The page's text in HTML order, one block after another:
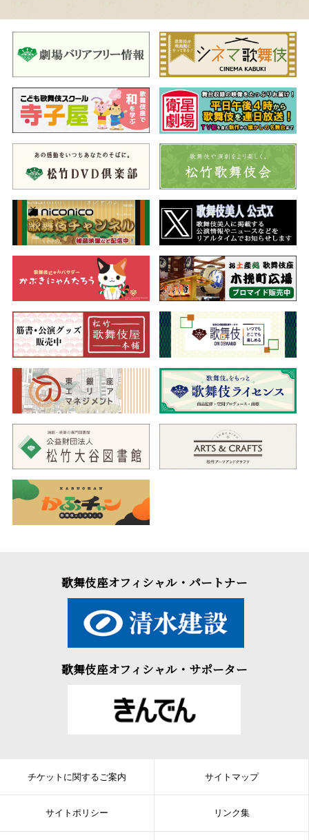
歌舞伎座オフィシャル・パートナー
歌舞伎座オフィシャル・サポーター
チケットに関するご案内 サイトマップ
サイトポリシー リンク集